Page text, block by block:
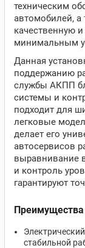
техническим
автомобилей, а
качественную
минимальным
Данная
поддержанию
службы АКПП
системы и
подходит для
легковые
делает его
автосервисов
выравнивание
и контроль
гарантируют
Преимущества
стабильной